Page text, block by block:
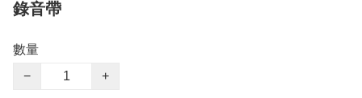
錄音帶
數量
−
+